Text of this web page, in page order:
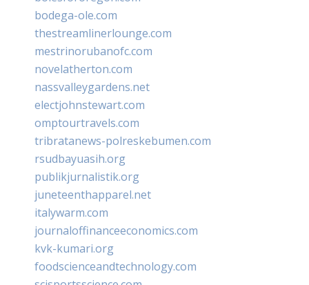
bodega-ole.com
thestreamlinerlounge.com
mestrinorubanofc.com
novelatherton.com
nassvalleygardens.net
electjohnstewart.com
omptourtravels.com
tribratanews-polreskebumen.com
rsudbayuasih.org
publikjurnalistik.org
juneteenthapparel.net
italywarm.com
journaloffinanceeconomics.com
kvk-kumari.org
foodscienceandtechnology.com